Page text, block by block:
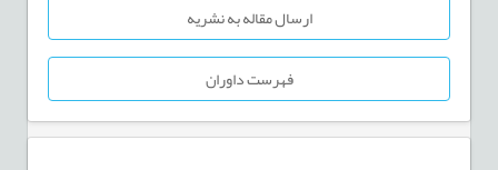
ارسال مقاله به نشریه
فهرست داوران